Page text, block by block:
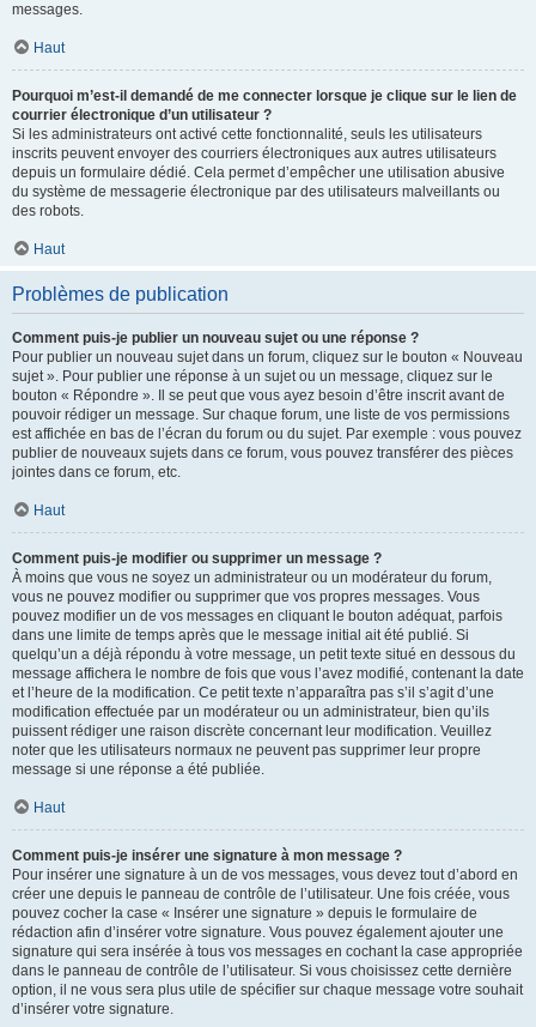
messages.
Haut
Pourquoi m’est-il demandé de me connecter lorsque je clique sur le lien de
courrier électronique d’un utilisateur ?
Si les administrateurs ont activé cette fonctionnalité, seuls les utilisateurs
inscrits peuvent envoyer des courriers électroniques aux autres utilisateurs
depuis un formulaire dédié. Cela permet d’empêcher une utilisation abusive
du système de messagerie électronique par des utilisateurs malveillants ou
des robots.
Haut
Problèmes de publication
Comment puis-je publier un nouveau sujet ou une réponse ?
Pour publier un nouveau sujet dans un forum, cliquez sur le bouton « Nouveau
sujet ». Pour publier une réponse à un sujet ou un message, cliquez sur le
bouton « Répondre ». Il se peut que vous ayez besoin d’être inscrit avant de
pouvoir rédiger un message. Sur chaque forum, une liste de vos permissions
est affichée en bas de l’écran du forum ou du sujet. Par exemple : vous pouvez
publier de nouveaux sujets dans ce forum, vous pouvez transférer des pièces
jointes dans ce forum, etc.
Haut
Comment puis-je modifier ou supprimer un message ?
À moins que vous ne soyez un administrateur ou un modérateur du forum,
vous ne pouvez modifier ou supprimer que vos propres messages. Vous
pouvez modifier un de vos messages en cliquant le bouton adéquat, parfois
dans une limite de temps après que le message initial ait été publié. Si
quelqu’un a déjà répondu à votre message, un petit texte situé en dessous du
message affichera le nombre de fois que vous l’avez modifié, contenant la date
et l’heure de la modification. Ce petit texte n’apparaîtra pas s’il s’agit d’une
modification effectuée par un modérateur ou un administrateur, bien qu’ils
puissent rédiger une raison discrète concernant leur modification. Veuillez
noter que les utilisateurs normaux ne peuvent pas supprimer leur propre
message si une réponse a été publiée.
Haut
Comment puis-je insérer une signature à mon message ?
Pour insérer une signature à un de vos messages, vous devez tout d’abord en
créer une depuis le panneau de contrôle de l’utilisateur. Une fois créée, vous
pouvez cocher la case « Insérer une signature » depuis le formulaire de
rédaction afin d’insérer votre signature. Vous pouvez également ajouter une
signature qui sera insérée à tous vos messages en cochant la case appropriée
dans le panneau de contrôle de l’utilisateur. Si vous choisissez cette dernière
option, il ne vous sera plus utile de spécifier sur chaque message votre souhait
d’insérer votre signature.